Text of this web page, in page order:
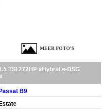
MEER FOTO'S
TSI 272HP eHybrid e-DSG
B9